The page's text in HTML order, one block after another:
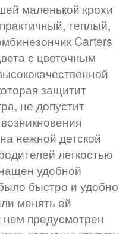
маленькой крохи
теплый,
Carters
с цветочным
защитит
не допустит
нежной детской
легкостью
удобной
быстро и удобно
менять ей
нем предусмотрен